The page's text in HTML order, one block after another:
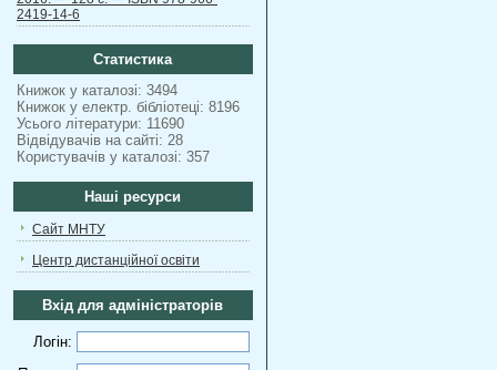
2419-14-6
Статистика
Книжок у каталозі: 3494
Книжок у електр. бібліотеці: 8196
Усього літератури: 11690
Відвідувачів на сайті: 28
Користувачів у каталозі: 357
Наші ресурси
Сайт МНТУ
Центр дистанційної освіти
Вхід для адміністраторів
Логін: